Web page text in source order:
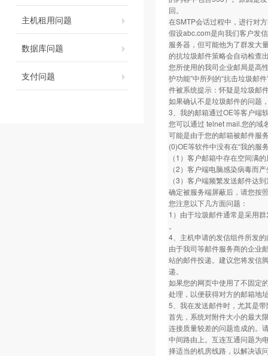
主机租用问题
数据库问题
支付问题
回。
在SMTP会话过程中，进行对
假设abc.com是向我们客户发
服务器，但可能他为了群发大
的抗垃圾邮件策略会自动检查
您所使用的我司企业邮局是高
护功能”中所列的“抗击垃圾邮
件被系统提示：怀疑是垃圾邮
如果确认不是垃圾邮件的问题
3、我的邮箱通过OE等客户端
您可以通过 telnet mail.您的域
可能是由于您的邮箱被邮件服
(0)OE等软件中没有在“我的服
（1）客户邮箱中存在空间满
（2）客户端电脑感染病毒而
（3）客户端频繁发送邮件达
确定被服务端屏蔽后，请您按
您注意以下几方面问题：
1）由于垃圾邮件通常是采用
。
4、主机申请的发信组件所发
由于我司等邮件服务商的企业
站的邮件投递。建议您将发信
递。
如果您的网页中使用了不固定
处理，以便获得对方的邮箱地
5、我在发送邮件时，尤其是
首先，系统对附件大小的最大
连接质量较差的问题造成的。
中间路由上。互连互通问题为
择适当的机房线路，以解决该